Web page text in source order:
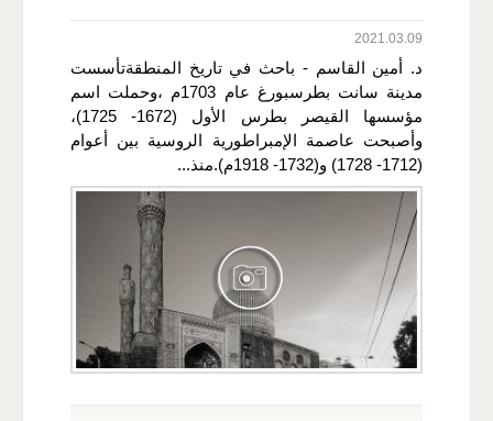
2021.03.09
د. أمين القاسم - باحث في تاريخ المنطقةتأسست
مدينة سانت بطرسبورغ عام 1703م ،وحملت اسم
مؤسسها القيصر بطرس الأول (1672- 1725)،
وأصبحت عاصمة الإمبراطورية الروسية بين أعوام
(1712- 1728) و(1732- 1918م).منذ...